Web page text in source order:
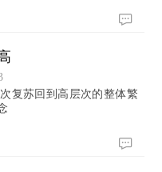
复苏回到高层次的整体繁